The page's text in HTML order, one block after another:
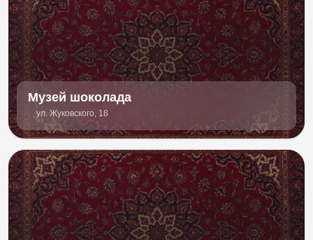
Музей шоколада
ул. Жуковского, 18